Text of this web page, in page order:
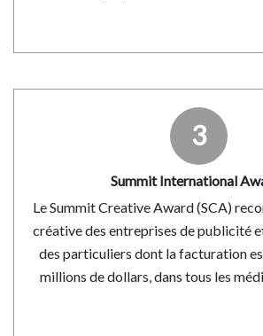
3
Summit International
Le Summit Creative Award (SCA)
créative des entreprises de publicité
des particuliers dont la facturation
millions de dollars, dans tous les